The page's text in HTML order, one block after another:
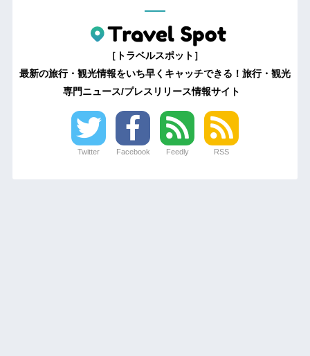
［トラベルスポット］
最新の旅行・観光情報をいち早くキャッチできる！旅行・観光
専門ニュース/プレスリリース情報サイト
Twitter Facebook Feedly RSS